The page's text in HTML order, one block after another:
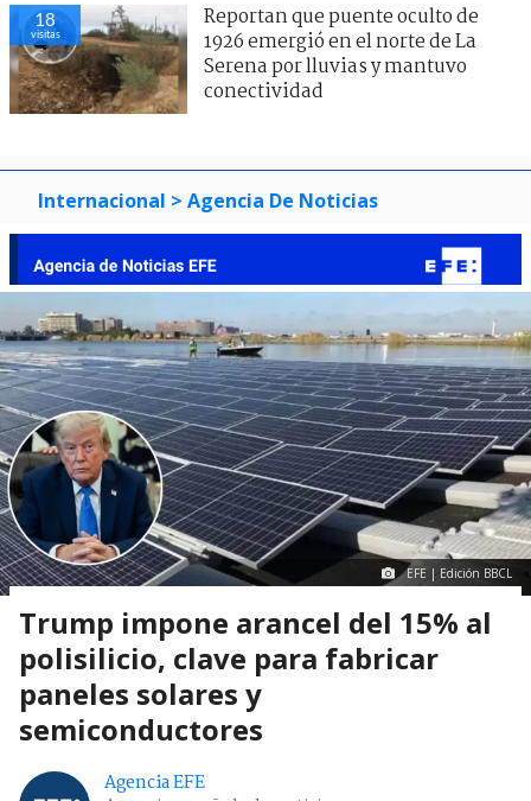
18
visitas
Reportan que puente oculto de
1926 emergió en el norte de La
Serena por lluvias y mantuvo
conectividad
Internacional > Agencia De Noticias
EFE | Edición BBCL
Trump impone arancel del 15% al
polisilicio, clave para fabricar
paneles solares y
semiconductores
Agencia EFE